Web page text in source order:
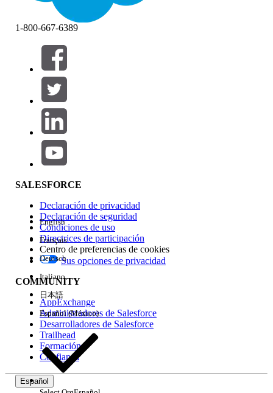
Confirm the displayed MID: xxxxxxx (7 or 9
digits).
Número del artículo de conocimiento
000381956
¿RESOLVIÓ ESTE ARTÍCULO SU PROBLEMA?
¡Háganos saber cómo podemos mejorar!
1-800-667-6389
SALESFORCE
Declaración de privacidad
Declaración de seguridad
Condiciones de uso
Directrices de participación
Centro de preferencias de cookies
Sus opciones de privacidad
COMMUNITY
AppExchange
Administradores de Salesforce
Desarrolladores de Salesforce
Trailhead
Formación
Confianza
Español
English
Français
Deutsch
Italiano
日本語
Español (México)